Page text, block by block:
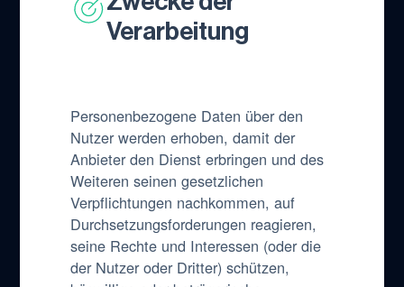
Verarbeitung
Personenbezogene Daten über den
Nutzer werden erhoben, damit der
Anbieter den Dienst erbringen und des
Weiteren seinen gesetzlichen
Verpflichtungen nachkommen, auf
Durchsetzungsforderungen reagieren,
seine Rechte und Interessen (oder die
der Nutzer oder Dritter) schützen,